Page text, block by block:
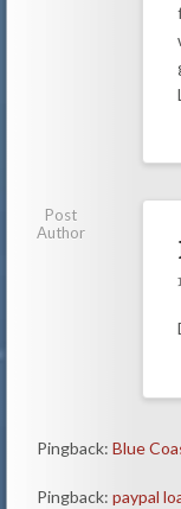
Post
Author
Pingback:Blue
Pingback:paypal